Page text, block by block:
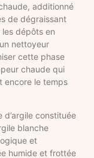
additionné
de dégraissant
dépôts en
nettoyeur
cette phase
chaude qui
encore le temps
d’argile constituée
blanche
et
humide et frottée